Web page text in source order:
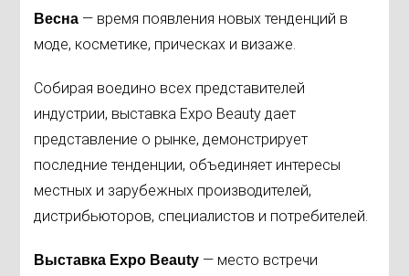
Весна — время появления новых тенденций в
моде, косметике, прическах и визаже.
Собирая воедино всех представителей
индустрии, выставка Expo Beauty дает
представление о рынке, демонстрирует
последние тенденции, объединяет интересы
местных и зарубежных производителей,
дистрибьюторов, специалистов и потребителей.
Выставка Expo Beauty — место встречи